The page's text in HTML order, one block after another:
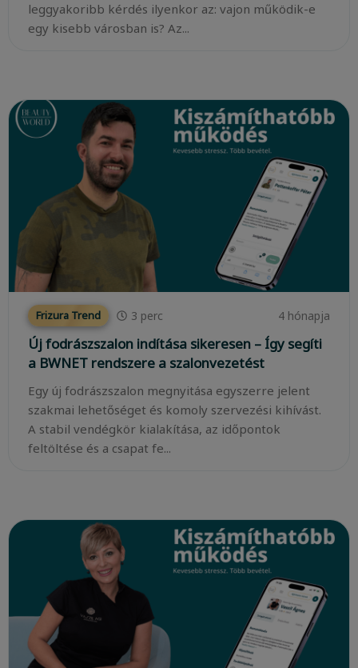
leggyakoribb kérdés ilyenkor az: vajon működik-e
egy kisebb városban is? Az...
Frizura Trend 3 perc 4 hónapja
Új fodrászszalon indítása sikeresen – Így segíti
a BWNET rendszere a szalonvezetést
Egy új fodrászszalon megnyitása egyszerre jelent
szakmai lehetőséget és komoly szervezési kihívást.
A stabil vendégkör kialakítása, az időpontok
feltöltése és a csapat fe...